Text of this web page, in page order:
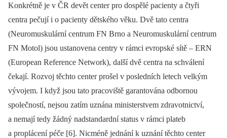
Konkrétně je v ČR devět center pro dospělé pacienty a čtyři
centra pečují i o pacienty dětského věku. Dvě tato centra
(Neuromuskulární centrum FN Brno a Neuromuskulární centrum
FN Motol) jsou ustanovena centry v rámci evropské sítě –⁠ ERN
(European Reference Network), další dvě centra na schválení
čekají. Rozvoj těchto center prošel v posledních letech velkým
vývojem. I když jsou tato pracoviště garantována odbornou
společností, nejsou zatím uznána ministerstvem zdravotnictví,
a nemají tedy žádný nadstandardní status v rámci plateb
a proplácení péče [6]. Nicméně jednání k uznání těchto center